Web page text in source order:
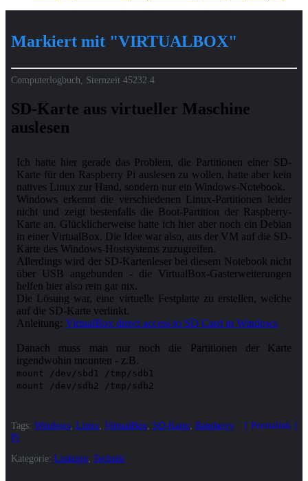
Markiert mit "VIRTUALBOX"
Computerlogbuch, Sternzeit 45232.4
SD-Karte aus virtueller Maschine
auslesen
Ich hatte hier gerade das Problem, die Partitionen einer SD-
Karte für den Raspberry Pi auslesen zu wollen, hatte aber kein
natives Linux zur Hand, sondern nur ein Windows-Notebook.
Windows erkennt die verschiedenen Linux-Partitionen leider
nicht und zeigt bestenfalls die Boot-Partition der Raspberry-
Karte an. Glücklicherweise hatte ich hier aber noch ein Debian
in einer VirtualBox. Die Idee war also, aus der VM auf die SD-
Karte des Windows-Hostsystems zuzugreifen.
Allerdings wird der SD-Kartenleser bei diesem Notebook nicht
über USB angebunden - die VirtualBox-Gasterweiterungen
helfen hier also rein gar nix.
Die Lösung war, eine virtuelle Festplatte zu erstellen, welche
auf die SD-Karte verlinkt.
Anleitung: VirtualBox direct access to SD Card in Windows
Danach muss man nur noch die Partitionen der Karte
mount /dev/sbd1 /tmp/sdb1
mount /dev/sdb2 /tmp/sdb2
Permalink
Tags: Windows Linux VirtualBox SD-Karte Raspberry
Pi
Kategorie: Linktipp Technik